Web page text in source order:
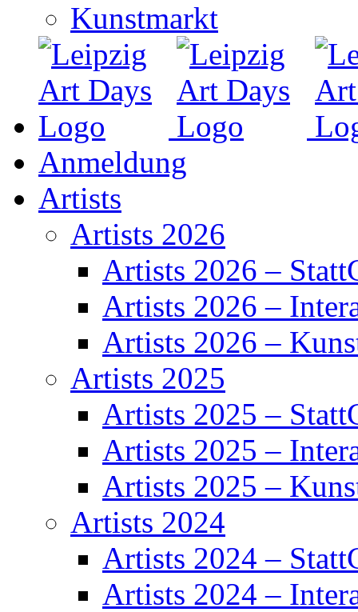
Kunstmarkt
Anmeldung
Artists
Artists 2026
Artists 2026 –
Artists 2026 –
Artists 2026 –
Artists 2025
Artists 2025 –
Artists 2025 –
Artists 2025 –
Artists 2024
Artists 2024 –
Artists 2024 –